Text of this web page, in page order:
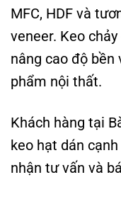
MFC, HDF và
veneer. Keo
nâng cao độ
phẩm nội thất.
Khách hàng tại
keo hạt dán
nhận tư vấn và